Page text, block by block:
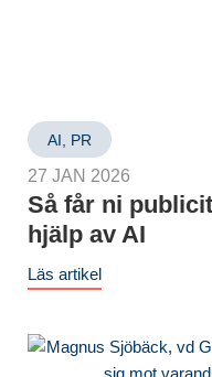
AI PR
27 JAN 2026
Så får ni
hjälp av AI
Läs artikel